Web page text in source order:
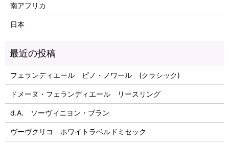
南アフリカ
日本
フェランディエール ピノ・ノワール (クラシック)
ドメーヌ・フェランディエール リースリング
d.A. ソーヴィニヨン・ブラン
ヴーヴクリコ ホワイトラベルドミセック